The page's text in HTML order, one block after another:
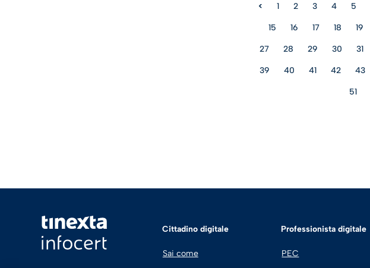
< 1 2 3 4 5
15 16 17 18 19
27 28 29 30 31
39 40 41 42 43
51
Cittadino digitale
Sai come
Professionista digitale
PEC